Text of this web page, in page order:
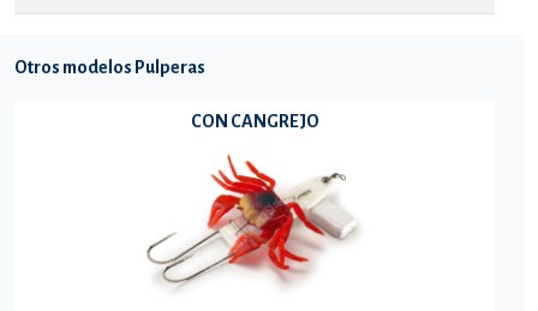
Otros modelos Pulperas
CON CANGREJO